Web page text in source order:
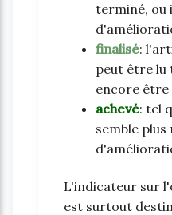
terminé, ou
finalisé:
peut être lu
encore être
achevé: tel
semble
L'indicateur sur
est surtout